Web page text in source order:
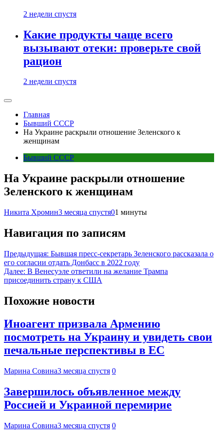
2 недели спустя
Какие продукты чаще всего
вызывают отеки: проверьте свой
рацион
2 недели спустя
Главная
Бывший СССР
На Украине раскрыли отношение Зеленского к
женщинам
Бывший СССР
На Украине раскрыли отношение
Зеленского к женщинам
Никита Хромин3 месяца спустя01 минуты
Навигация по записям
Предыдущая: Бывшая пресс-секретарь Зеленского рассказала о
его согласии отдать Донбасс в 2022 году
Далее: В Венесуэле ответили на желание Трампа
присоединить страну к США
Похожие новости
Иноагент призвала Армению
посмотреть на Украину и увидеть свои
печальные перспективы в ЕС
Марина Совина3 месяца спустя 0
Завершилось объявленное между
Россией и Украиной перемирие
Марина Совина3 месяца спустя 0